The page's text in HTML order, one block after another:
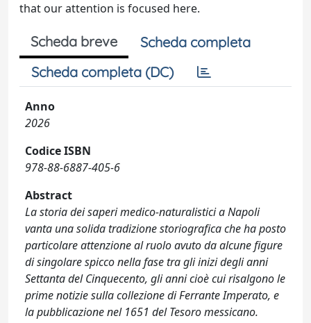
that our attention is focused here.
Scheda breve
Scheda completa
Scheda completa (DC)
Anno
2026
Codice ISBN
978-88-6887-405-6
Abstract
La storia dei saperi medico-naturalistici a Napoli
vanta una solida tradizione storiografica che ha posto
particolare attenzione al ruolo avuto da alcune figure
di singolare spicco nella fase tra gli inizi degli anni
Settanta del Cinquecento, gli anni cioè cui risalgono le
prime notizie sulla collezione di Ferrante Imperato, e
la pubblicazione nel 1651 del Tesoro messicano.